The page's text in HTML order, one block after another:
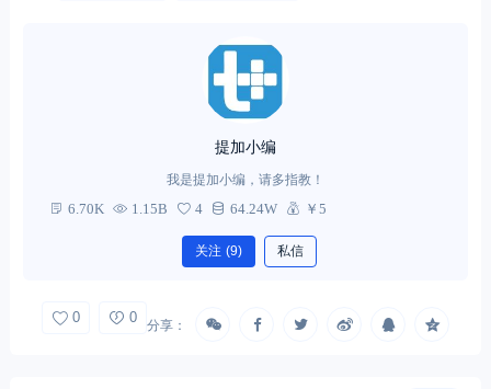
提加小编
我是提加小编，请多指教！
6.70K 1.15B 4 64.24W ￥5
关注 (9) 私信
0 0 分享：